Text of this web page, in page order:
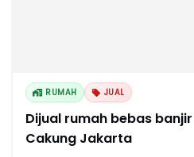
RUMAH JUAL
Dijual rumah bebas
Cakung Jakarta